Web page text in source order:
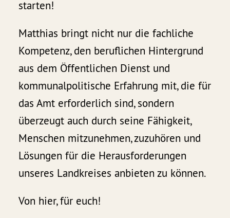
starten!
Matthias bringt nicht nur die fachliche
Kompetenz, den beruflichen Hintergrund
aus dem Öffentlichen Dienst und
kommunalpolitische Erfahrung mit, die für
das Amt erforderlich sind, sondern
überzeugt auch durch seine Fähigkeit,
Menschen mitzunehmen, zuzuhören und
Lösungen für die Herausforderungen
unseres Landkreises anbieten zu können.
Von hier, für euch!